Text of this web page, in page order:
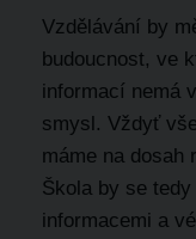
Vzdělávání by
budoucnost, ve
informací nemá
smysl. Vždyť
máme na dosah
Škola by se
informacemi a